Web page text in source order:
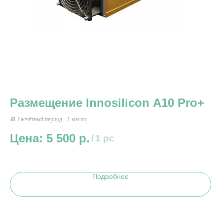
Размещение Innosilicon A10 Pro+
📆 Расчётный период - 1 месяц
5 500 р. /1 pc
Подробнее